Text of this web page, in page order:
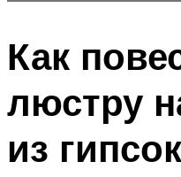
Как
люстру
из